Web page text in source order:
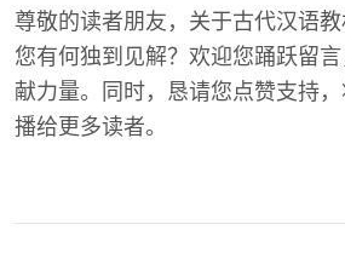
尊敬的读者朋友，关于古代汉语教
您有何独到见解？欢迎您踊跃留
献力量。同时，恳请您点赞支持
播给更多读者。